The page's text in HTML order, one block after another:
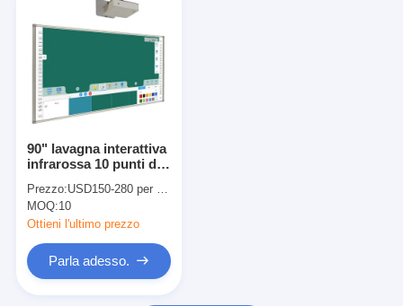
90" lavagna interattiva
infrarossa 10 punti di
Digital
Prezzo:USD150-280 per piece
MOQ:10
Ottieni l'ultimo prezzo
Parla adesso.